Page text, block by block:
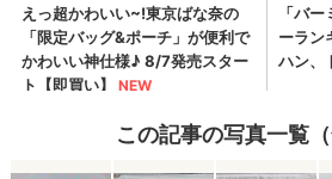
この記事の写真一覧（